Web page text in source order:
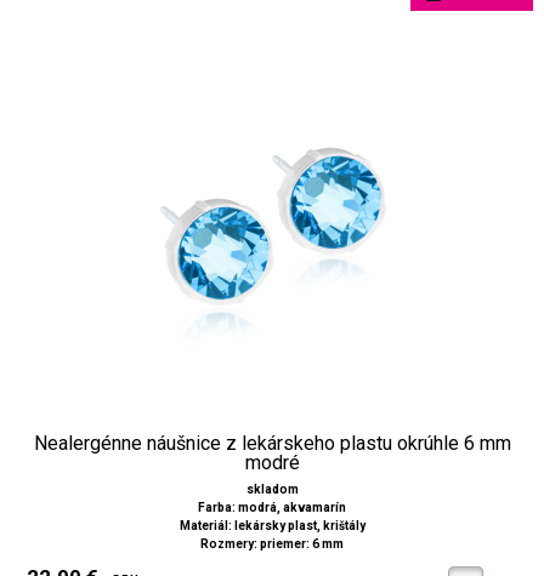
Nealergénne náušnice z lekárskeho plastu okrúhle 6 mm
modré
skladom
Farba: modrá, akvamarín
Materiál: lekársky plast, krištály
Rozmery: priemer: 6 mm